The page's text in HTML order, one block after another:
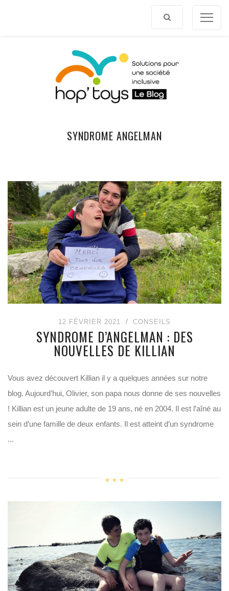
SYNDROME ANGELMAN
12 FÉVRIER 2021 CONSEILS
SYNDROME D’ANGELMAN : DES
NOUVELLES DE KILLIAN
Vous avez découvert Killian il y a quelques années sur notre
blog. Aujourd’hui, Olivier, son papa nous donne de ses nouvelles
! Killian est un jeune adulte de 19 ans, né en 2004. Il est l’aîné au
sein d’une famille de deux enfants. Il est atteint d’un syndrome
...